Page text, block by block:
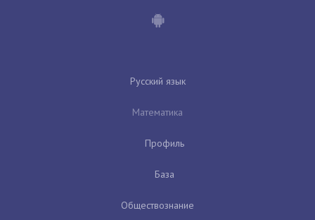
Русский язык
Математика
Профиль
База
Обществознание